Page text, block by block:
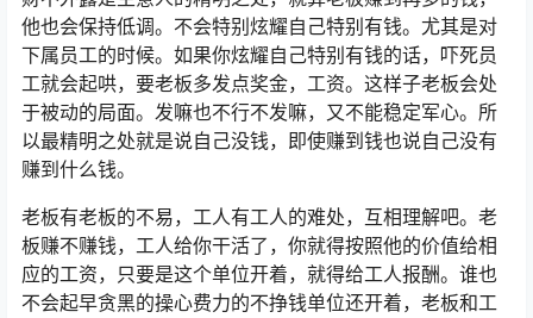
他也会保持低调。不会特别炫耀自己特别有钱。尤其是对
下属员工的时候。如果你炫耀自己特别有钱的话，吓死员
工就会起哄，要老板多发点奖金，工资。这样子老板会处
于被动的局面。发嘛也不行不发嘛，又不能稳定军心。所
以最精明之处就是说自己没钱，即使赚到钱也说自己没有
赚到什么钱。
老板有老板的不易，工人有工人的难处，互相理解吧。老
板赚不赚钱，工人给你干活了，你就得按照他的价值给相
应的工资，只要是这个单位开着，就得给工人报酬。谁也
不会起早贪黑的操心费力的不挣钱单位还开着，老板和工